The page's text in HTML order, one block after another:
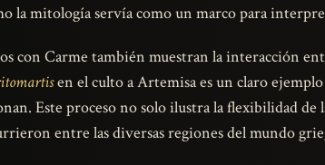
la mitología servía como un marco para
con Carme también muestran la interacción
en el culto a Artemisa es un claro
Este proceso no solo ilustra la flexibilidad
entre las diversas regiones del mundo